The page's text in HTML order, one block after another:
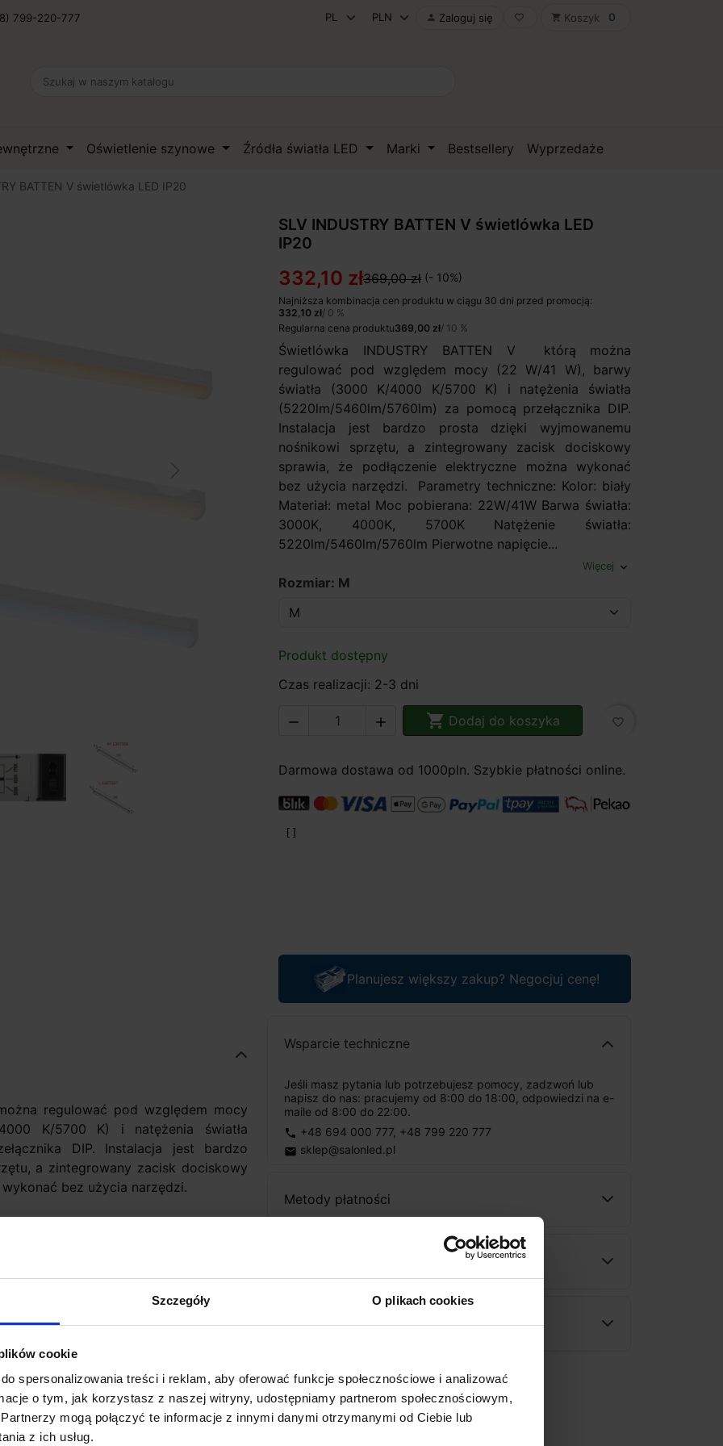
Szczegóły O plikach cookies
cookie
spersonalizowania treści i reklam, aby oferować funkcje społecznościowe i analizować
o tym, jak korzystasz z naszej witryny, udostępniamy partnerom społecznościowym,
mogą połączyć te informacje z innymi danymi otrzymanymi od Ciebie lub
z ich usług.
799-220-777  Zaloguj się favorite_border shopping_cart Koszyk 0
Oświetlenie szynowe Źródła światła LED Marki Bestsellery Wyprzedaże
BATTEN V świetlówka LED IP20
SLV INDUSTRY BATTEN V świetlówka LED
IP20
332,10 zł369,00 zł (- 10%)
Najniższa kombinacja cen produktu w ciągu 30 dni przed promocją:
332,10 zł/ 0 %
Regularna cena produktu369,00 zł/ 10 %
Świetlówka INDUSTRY BATTEN V którą można
regulować pod względem mocy (22 W/41 W), barwy
światła (3000 K/4000 K/5700 K) i natężenia światła
(5220lm/5460lm/5760lm) za pomocą przełącznika DIP.
Instalacja jest bardzo prosta dzięki wyjmowanemu
nośnikowi sprzętu, a zintegrowany zacisk dociskowy
sprawia, że podłączenie elektryczne można wykonać
bez użycia narzędzi. Parametry techniczne: Kolor: biały
Materiał: metal Moc pobierana: 22W/41W Barwa światła:
3000K, 4000K, 5700K Natężenie światła:
5220lm/5460lm/5760lm Pierwotne napięcie...
Więcej expand_more
Rozmiar: M
Produkt dostępny
Czas realizacji: 2-3 dni
   Dodaj do koszyka favorite_border
Darmowa dostawa od 1000pln. Szybkie płatności online.
Planujesz większy zakup? Negocjuj cenę!
Wsparcie techniczne
Jeśli masz pytania lub potrzebujesz pomocy, zadzwoń lub
napisz do nas: pracujemy od 8:00 do 18:00, odpowiedzi na e-
maile od 8:00 do 22:00.
phone +48 694 000 777, +48 799 220 777
email sklep@salonled.pl
Metody płatności
Zapytaj o produkt
regulować pod względem mocy
K/5700 K) i natężenia światła
DIP. Instalacja jest bardzo
a zintegrowany zacisk dociskowy
bez użycia narzędzi.
~50/60Hz